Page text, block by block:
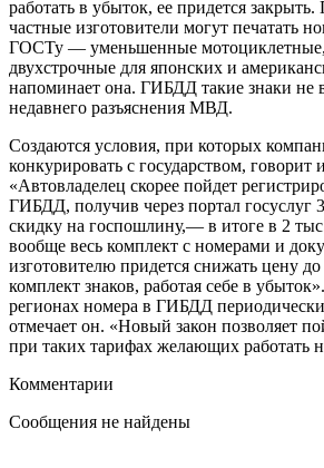
работать в убыток, ее придется
частные изготовители могут печатать
ГОСТу — уменьшенные мотоциклетные,
двухстрочные для японских и
напоминает она. ГИБДД такие знаки не
недавнего разъяснения МВД.
Создаются условия, при которых
конкурировать с государством, говорит
«Автовладелец скорее пойдет
ГИБДД, получив через портал госуслуг
скидку на госпошлину,— в итоге в 2
вообще весь комплект с номерами и
изготовителю придется снижать цену
комплект знаков, работая себе в
регионах номера в ГИБДД
отмечает он. «Новый закон позволяет
при таких тарифах желающих работать
Комментарии
Сообщения не найдены